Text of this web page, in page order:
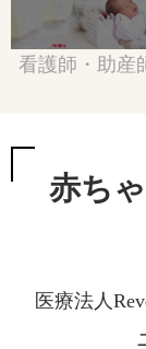
看護師・助産
赤ち
医療法人